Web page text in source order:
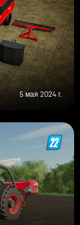
5 мая 2024 г.